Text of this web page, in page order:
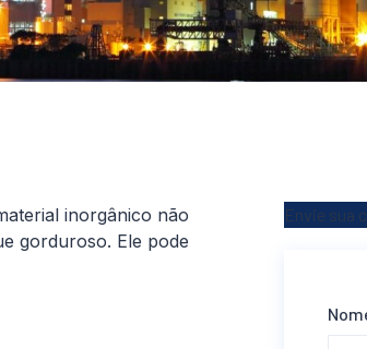
inorgânico não
gorduroso. Ele pode
Envie sua